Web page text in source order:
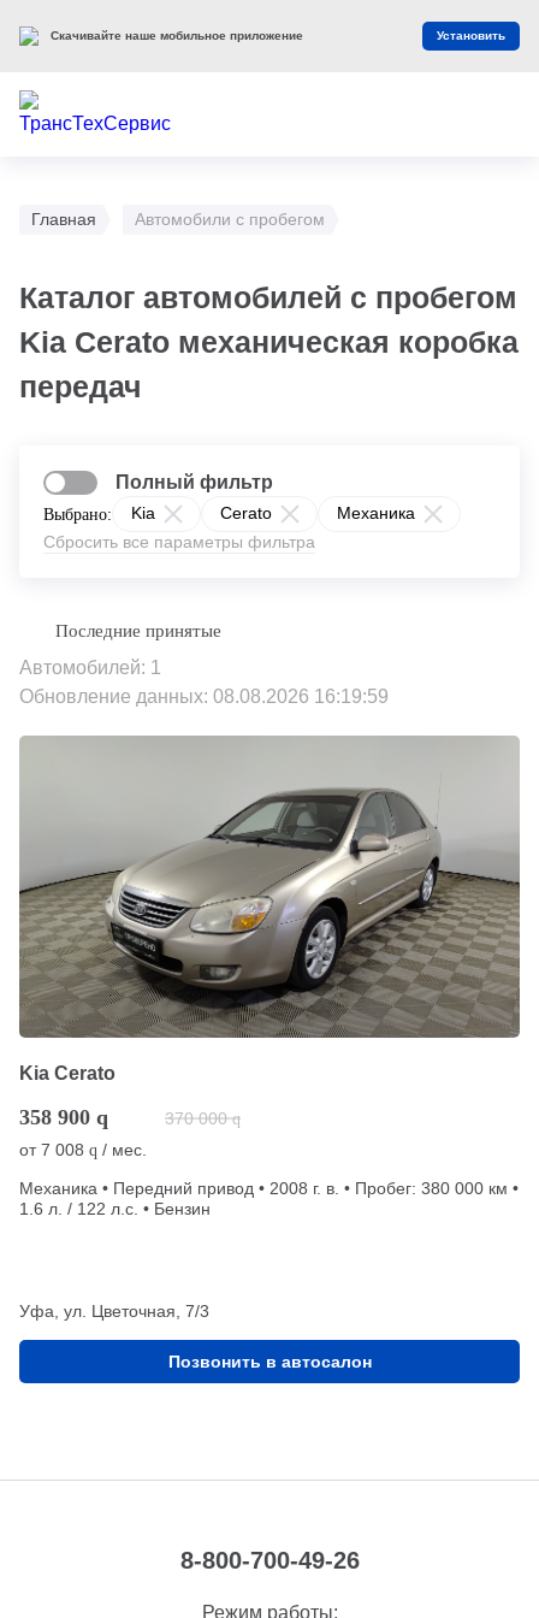
Главная Автомобили с пробегом
Каталог автомобилей с пробегом
Kia Cerato механическая коробка
передач
Выбрано: Kia Cerato
Механика
Сбросить все параметры фильтра
Полный фильтр
Автомобилей: 1
Обновление данных: 08.08.2026 16:19:59
Kia Cerato
358 900 q 370 000 q
от7 008 q / мес.
Механика • Передний привод • 2008 г. в. • Пробег: 380 000 км •
1.6 л. / 122 л.с. • Бензин
Уфа, ул. Цветочная, 7/3
Позвонить в автосалон
8-800-700-49-26
Режим работы:
Скачивайте наше мобильное приложение Установить